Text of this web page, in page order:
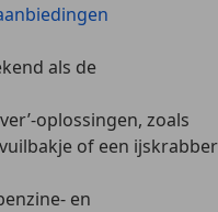
als de
oplossingen, zoals
of een ijskrabber
en